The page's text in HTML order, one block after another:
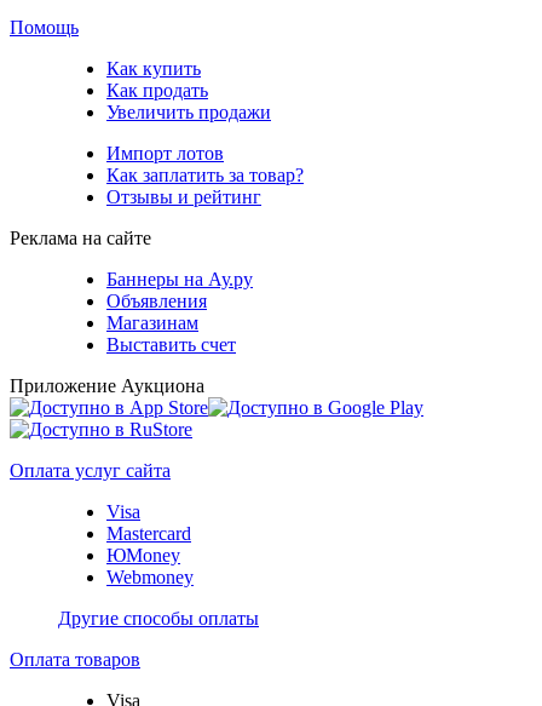
Помощь
Как купить
Как продать
Увеличить продажи
Импорт лотов
Как заплатить за товар?
Отзывы и рейтинг
Реклама на сайте
Баннеры на Ау.ру
Объявления
Магазинам
Выставить счет
Приложение Аукциона
Оплата услуг сайта
Visa
Mastercard
ЮMoney
Webmoney
Другие способы оплаты
Оплата товаров
Visa